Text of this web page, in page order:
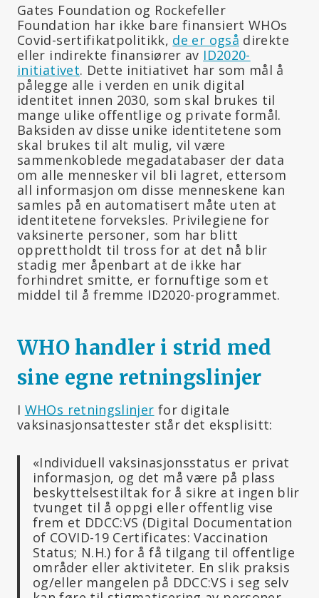
Gates Foundation og Rockefeller
Foundation har ikke bare finansiert WHOs
Covid-sertifikatpolitikk, de er også direkte
eller indirekte finansiører av ID2020-
initiativet. Dette initiativet har som mål å
pålegge alle i verden en unik digital
identitet innen 2030, som skal brukes til
mange ulike offentlige og private formål.
Baksiden av disse unike identitetene som
skal brukes til alt mulig, vil være
sammenkoblede megadatabaser der data
om alle mennesker vil bli lagret, ettersom
all informasjon om disse menneskene kan
samles på en automatisert måte uten at
identitetene forveksles. Privilegiene for
vaksinerte personer, som har blitt
opprettholdt til tross for at det nå blir
stadig mer åpenbart at de ikke har
forhindret smitte, er fornuftige som et
middel til å fremme ID2020-programmet.
WHO handler i strid med
sine egne retningslinjer
I WHOs retningslinjer for digitale
vaksinasjonsattester står det eksplisitt:
«Individuell vaksinasjonsstatus er privat
informasjon, og det må være på plass
beskyttelsestiltak for å sikre at ingen blir
tvunget til å oppgi eller offentlig vise
frem et DDCC:VS (Digital Documentation
of COVID-19 Certificates: Vaccination
Status; N.H.) for å få tilgang til offentlige
områder eller aktiviteter. En slik praksis
og/eller mangelen på DDCC:VS i seg selv